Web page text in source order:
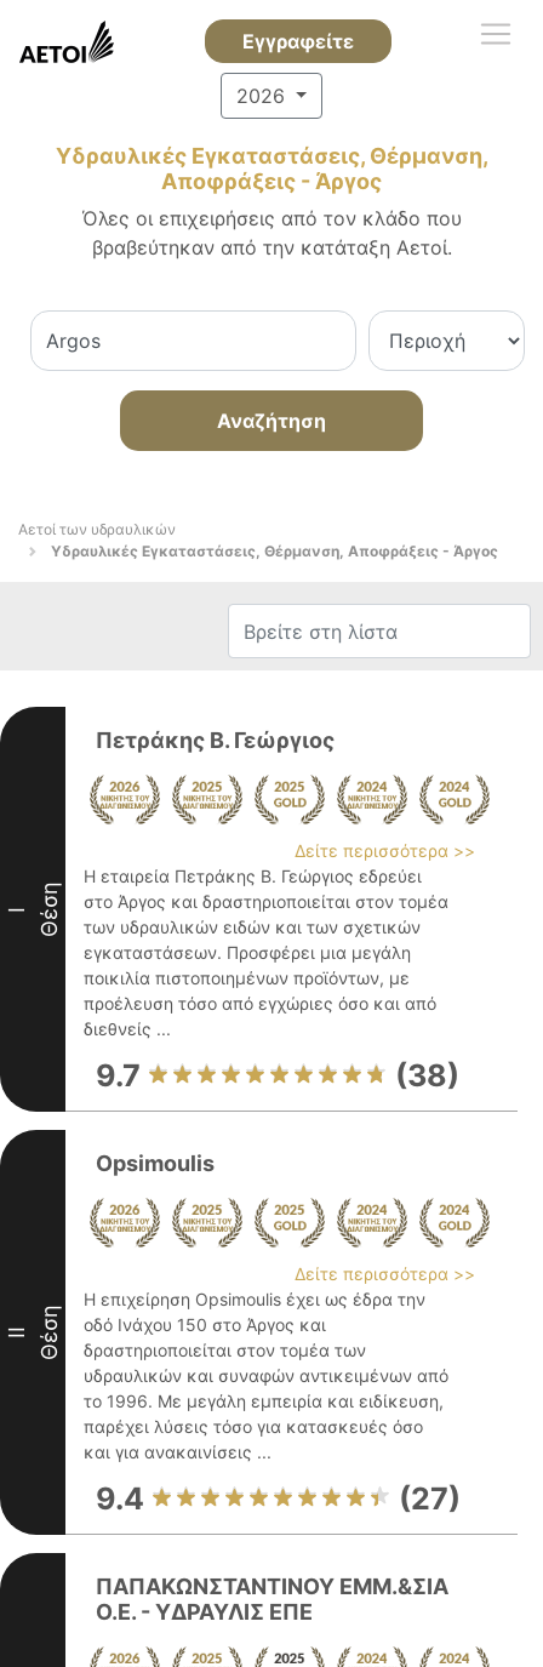
Εγγραφείτε
2026
Υδραυλικές Εγκαταστάσεις, Θέρμανση,
Αποφράξεις - Άργος
Όλες οι επιχειρήσεις από τον κλάδο που
βραβεύτηκαν από την κατάταξη Αετοί.
Αναζήτηση
Αετοί των υδραυλικών
Υδραυλικές Εγκαταστάσεις, Θέρμανση, Αποφράξεις - Άργος
I Θέση
Πετράκης Β. Γεώργιος
Δείτε περισσότερα >>
Η εταιρεία Πετράκης Β. Γεώργιος εδρεύει
στο Άργος και δραστηριοποιείται στον τομέα
των υδραυλικών ειδών και των σχετικών
εγκαταστάσεων. Προσφέρει μια μεγάλη
ποικιλία πιστοποιημένων προϊόντων, με
προέλευση τόσο από εγχώριες όσο και από
διεθνείς ...
9.7 (38)
II Θέση
Opsimoulis
Δείτε περισσότερα >>
Η επιχείρηση Opsimoulis έχει ως έδρα την
οδό Ινάχου 150 στο Άργος και
δραστηριοποιείται στον τομέα των
υδραυλικών και συναφών αντικειμένων από
το 1996. Με μεγάλη εμπειρία και ειδίκευση,
παρέχει λύσεις τόσο για κατασκευές όσο
και για ανακαινίσεις ...
9.4 (27)
ΠΑΠΑΚΩΝΣΤΑΝΤΙΝΟΥ ΕΜΜ.&ΣΙΑ
Ο.Ε. - ΥΔΡΑΥΛΙΣ ΕΠΕ